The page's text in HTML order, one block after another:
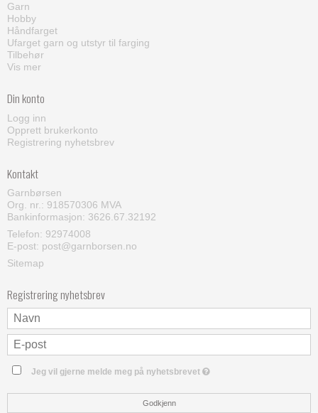
Garn
Hobby
Håndfarget
Ufarget garn og utstyr til farging
Tilbehør
Vis mer
Din konto
Logg inn
Opprett brukerkonto
Registrering nyhetsbrev
Kontakt
Garnbørsen
Org. nr.: 918570306 MVA
Bankinformasjon: 3626.67.32192
Telefon: 92974008
E-post: post@garnborsen.no
Sitemap
Registrering nyhetsbrev
Jeg vil gjerne melde meg på nyhetsbrevet
Godkjenn